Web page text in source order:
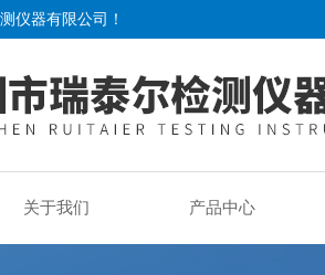
仪器有限公司！
关于我们 产品中心